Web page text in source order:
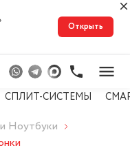
Открыть
СПЛИТ-СИСТЕМЫ
Ноутбуки